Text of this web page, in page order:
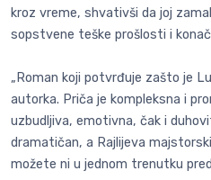
kroz vreme, shvativši da joj
sopstvene teške prošlosti i
„Roman koji potvrđuje zašto je
autorka. Priča je kompleksna i
uzbudljiva, emotivna, čak i
dramatičan, a Rajlijeva
možete ni u jednom trenutku